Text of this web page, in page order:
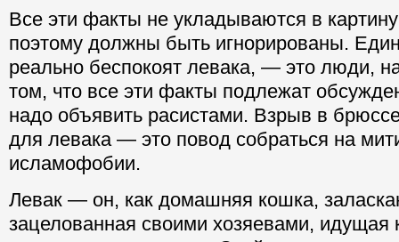
Все эти факты не укладываются в
поэтому должны быть игнорированы.
реально беспокоят левака, — это люди,
том, что все эти факты подлежат
надо объявить расистами. Взрыв в
для левака — это повод собраться на
исламофобии.
Левак — он, как домашняя кошка,
зацелованная своими хозяевами, идущая